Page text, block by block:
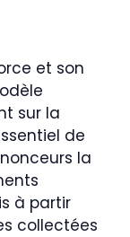
et son
sur la
de
la
à partir
collectées